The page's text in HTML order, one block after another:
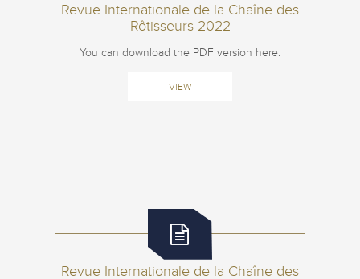
Revue Internationale de la Chaîne des
Rôtisseurs 2022
You can download the PDF version here.
VIEW
Revue Internationale de la Chaîne des